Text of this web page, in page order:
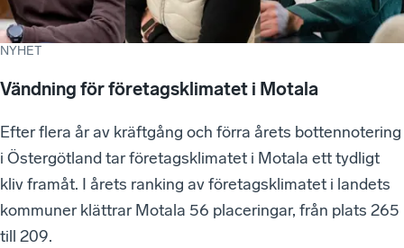
NYHET
Vändning för företagsklimatet i Motala
Efter flera år av kräftgång och förra årets bottennotering
i Östergötland tar företagsklimatet i Motala ett tydligt
kliv framåt. I årets ranking av företagsklimatet i landets
kommuner klättrar Motala 56 placeringar, från plats 265
till 209.